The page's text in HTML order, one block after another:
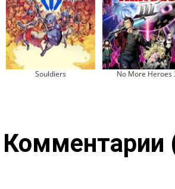
Souldiers No More Heroes
Комментарии